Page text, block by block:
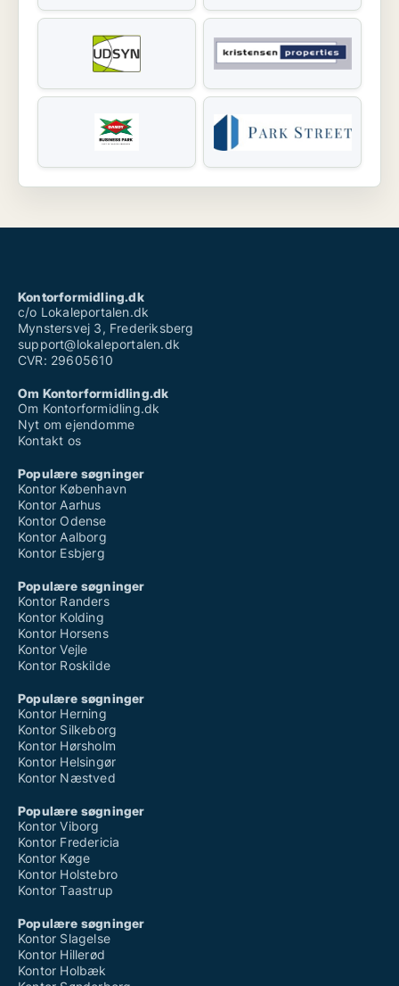
Kontorformidling.dk
c/o Lokaleportalen.dk
Mynstersvej 3, Frederiksberg
support@lokaleportalen.dk
CVR: 29605610
Om Kontorformidling.dk
Om Kontorformidling.dk
Nyt om ejendomme
Kontakt os
Populære søgninger
Kontor København
Kontor Aarhus
Kontor Odense
Kontor Aalborg
Kontor Esbjerg
Populære søgninger
Kontor Randers
Kontor Kolding
Kontor Horsens
Kontor Vejle
Kontor Roskilde
Populære søgninger
Kontor Herning
Kontor Silkeborg
Kontor Hørsholm
Kontor Helsingør
Kontor Næstved
Populære søgninger
Kontor Viborg
Kontor Fredericia
Kontor Køge
Kontor Holstebro
Kontor Taastrup
Populære søgninger
Kontor Slagelse
Kontor Hillerød
Kontor Holbæk